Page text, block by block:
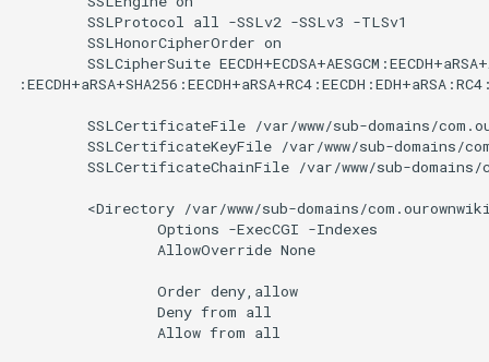
        SSLProtocol all -SSLv2 -SSLv3 -TLSv1
        SSLHonorCipherOrder on
SSLCipherSuite
SSLCertificateFile /var/www/sub-domains/
SSLCertificateKeyFile /var/www/sub-domains/
SSLCertificateChainFile /var/www/sub-
<Directory /var/www/sub-domains/
                Options -ExecCGI -Indexes
                AllowOverride None
                Order deny,allow
                Deny from all
                Allow from all